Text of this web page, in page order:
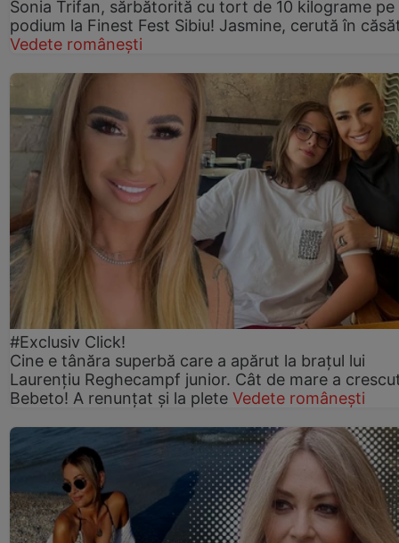
Sonia Trifan, sărbătorită cu tort de 10 kilograme pe
podium la Finest Fest Sibiu! Jasmine, cerută în
Vedete românești
#Exclusiv Click!
Cine e tânăra superbă care a apărut la brațul lui
Laurențiu Reghecampf junior. Cât de mare a
Bebeto! A renunțat și la plete Vedete românești